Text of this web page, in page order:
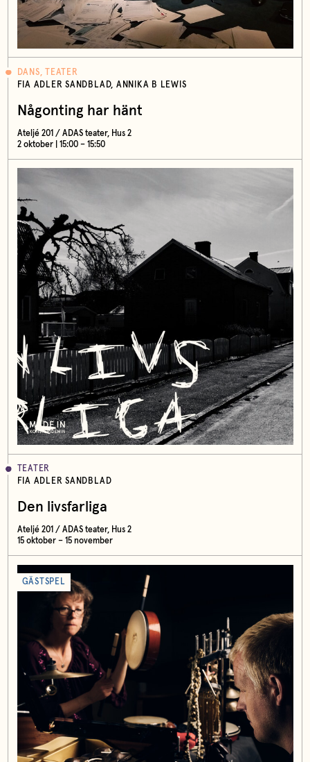
DANS, TEATER
FIA ADLER SANDBLAD, ANNIKA B LEWIS
Någonting har hänt
Ateljé 201 / ADAS teater, Hus 2
2 oktober | 15:00 – 15:50
TEATER
FIA ADLER SANDBLAD
Den livsfarliga
Ateljé 201 / ADAS teater, Hus 2
15 oktober – 15 november
GÄSTSPEL